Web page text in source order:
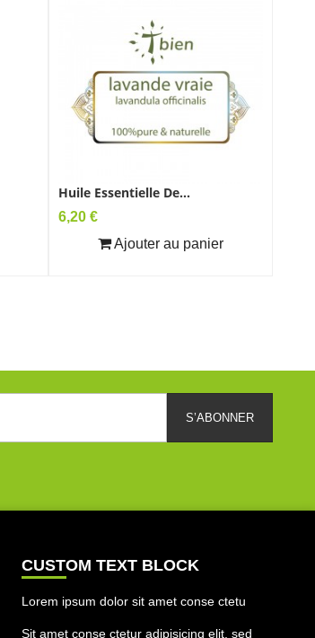
Huile Essentielle De...
Prix
6,20 €
Ajouter au panier
CUSTOM TEXT BLOCK
Lorem ipsum dolor sit amet conse ctetu
Sit amet conse ctetur adipisicing elit, sed